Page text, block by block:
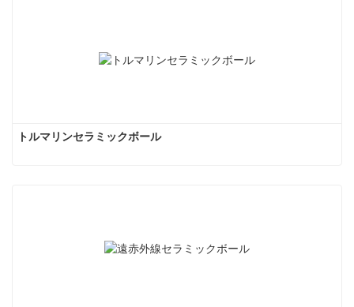
トルマリンセラミックボール